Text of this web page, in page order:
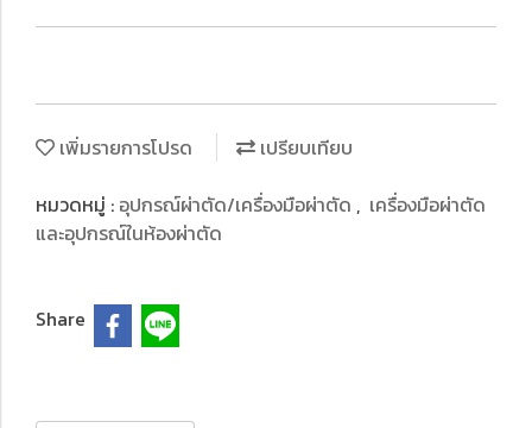
เพิ่มรายการโปรด
เปรียบเทียบ
หมวดหมู่ : อุปกรณ์ผ่าตัด/เครื่องมือผ่าตัด , เครื่องมือผ่าตัด
และอุปกรณ์ในห้องผ่าตัด
Share